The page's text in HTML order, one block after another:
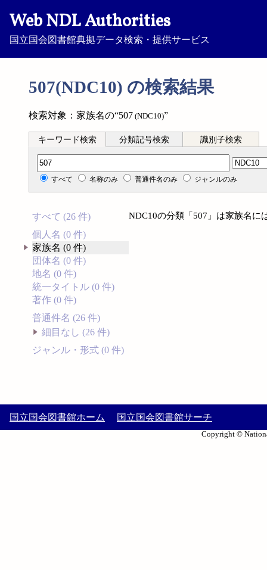
Web NDL Authorities
国立国会図書館典拠データ検索・提供サービス
507(NDC10) の検索結果
検索対象：家族名の“507 (NDC10)”
キーワード検索 分類記号検索 識別子検索
分類記号検索
すべて 名称のみ 普通件名のみ ジャンルのみ
すべて (26 件)
個人名 (0 件)
家族名 (0 件)
団体名 (0 件)
地名 (0 件)
統一タイトル (0 件)
著作 (0 件)
普通件名 (26 件)
細目なし (26 件)
ジャンル・形式 (0 件)
NDC10の分類「507」は家族名に
国立国会図書館ホーム 国立国会図書館サーチ
Copyright ©